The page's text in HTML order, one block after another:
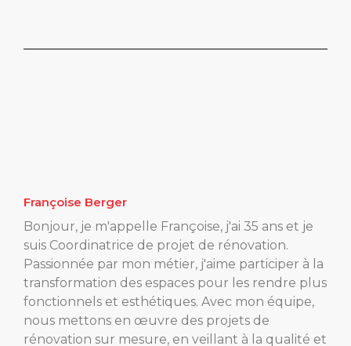
Françoise Berger
Bonjour, je m'appelle Françoise, j'ai 35 ans et je
suis Coordinatrice de projet de rénovation.
Passionnée par mon métier, j'aime participer à la
transformation des espaces pour les rendre plus
fonctionnels et esthétiques. Avec mon équipe,
nous mettons en œuvre des projets de
rénovation sur mesure, en veillant à la qualité et